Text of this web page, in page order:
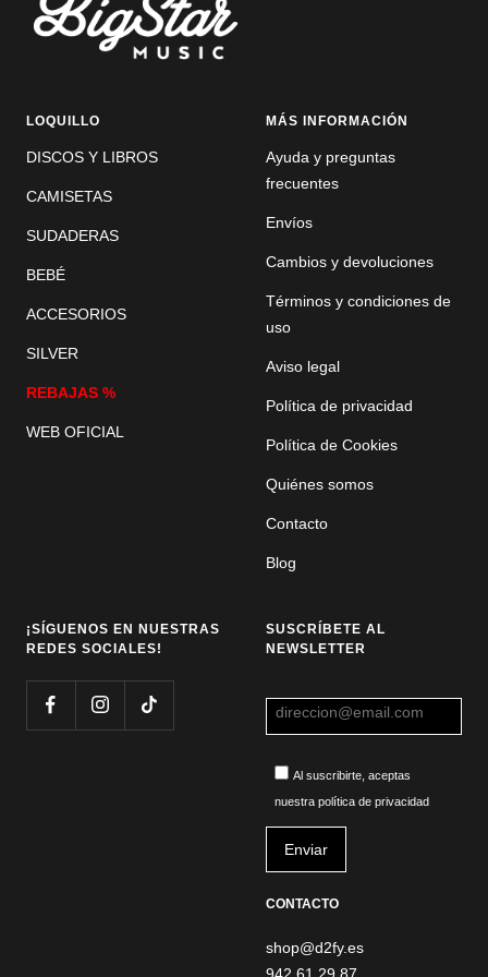
LOQUILLO
DISCOS Y LIBROS
CAMISETAS
SUDADERAS
BEBÉ
ACCESORIOS
SILVER
REBAJAS %
WEB OFICIAL
MÁS INFORMACIÓN
Ayuda y preguntas
frecuentes
Envíos
Cambios y devoluciones
Términos y condiciones de
uso
Aviso legal
Política de privacidad
Política de Cookies
Quiénes somos
Contacto
Blog
¡SÍGUENOS EN NUESTRAS
REDES SOCIALES!
SUSCRÍBETE AL
NEWSLETTER
Al suscribirte, aceptas
nuestra política de privacidad
CONTACTO
shop@d2fy.es